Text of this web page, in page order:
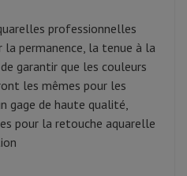
professionnelles
la permanence, la tenue à la
garantir que les couleurs
les mêmes pour les
gage de haute qualité,
pour la retouche aquarelle